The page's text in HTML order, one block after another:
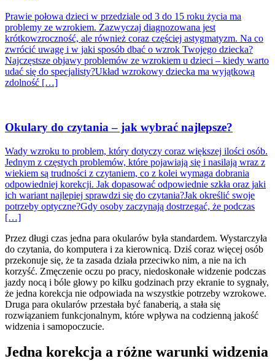
Prawie połowa dzieci w przedziale od 3 do 15 roku życia ma
problemy ze wzrokiem. Zazwyczaj diagnozowana jest
krótkowzroczność, ale również coraz częściej astygmatyzm. Na co
zwrócić uwagę i w jaki sposób dbać o wzrok Twojego dziecka?
Najczęstsze objawy problemów ze wzrokiem u dzieci – kiedy warto
udać się do specjalisty?Układ wzrokowy dziecka ma wyjątkową
zdolność […]
Okulary do czytania – jak wybrać najlepsze?
Wady wzroku to problem, który dotyczy coraz większej ilości osób.
Jednym z częstych problemów, które pojawiają się i nasilają wraz z
wiekiem są trudności z czytaniem, co z kolei wymaga dobrania
odpowiedniej korekcji. Jak dopasować odpowiednie szkła oraz jaki
ich wariant najlepiej sprawdzi się do czytania?Jak określić swoje
potrzeby optyczne?Gdy osoby zaczynają dostrzegać, że podczas
[…]
Przez długi czas jedna para okularów była standardem. Wystarczyła
do czytania, do komputera i za kierownicą. Dziś coraz więcej osób
przekonuje się, że ta zasada działa przeciwko nim, a nie na ich
korzyść. Zmęczenie oczu po pracy, niedoskonałe widzenie podczas
jazdy nocą i bóle głowy po kilku godzinach przy ekranie to sygnały,
że jedna korekcja nie odpowiada na wszystkie potrzeby wzrokowe.
Druga para okularów przestała być fanaberią, a stała się
rozwiązaniem funkcjonalnym, które wpływa na codzienną jakość
widzenia i samopoczucie.
Jedna korekcja a różne warunki widzenia